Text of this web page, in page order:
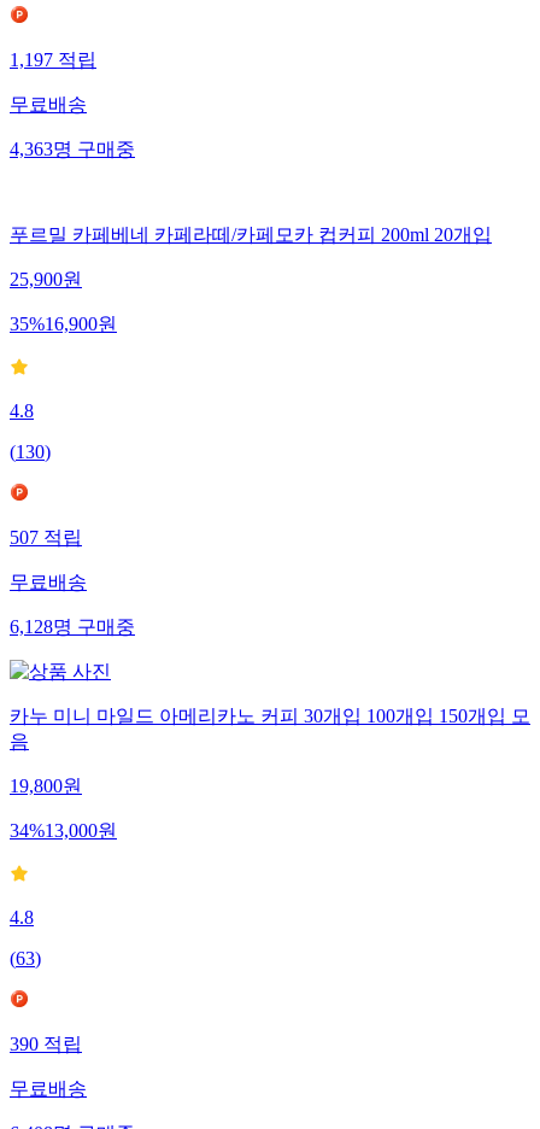
1,197적립
무료배송
4,363명구매중
푸르밀 카페베네 카페라떼/카페모카 컵커피 200ml 20개입
25,900원
35%16,900원
4.8
(130)
507적립
무료배송
6,128명구매중
카누 미니 마일드 아메리카노 커피 30개입 100개입 150개입 모
음
19,800원
34%13,000원
4.8
(63)
390적립
무료배송